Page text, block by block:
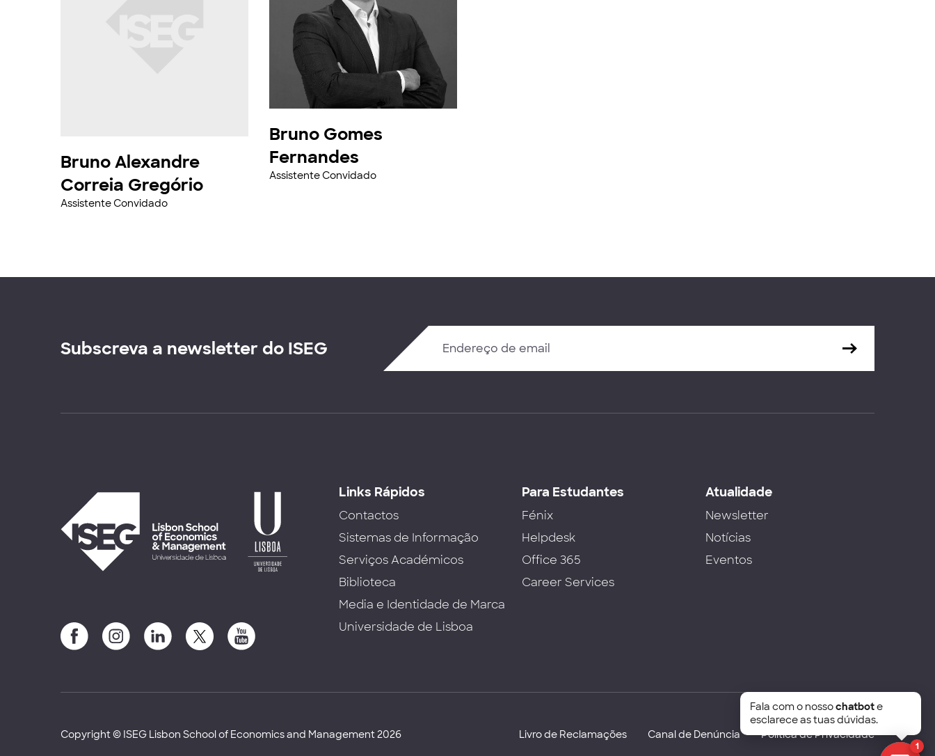
Bruno Alexandre
Correia Gregório
Assistente Convidado
Bruno Gomes
Fernandes
Assistente Convidado
Subscreva a newsletter do ISEG
Links Rápidos
Contactos
Sistemas de Informação
Serviços Académicos
Biblioteca
Media e Identidade de Marca
Universidade de Lisboa
Para Estudantes
Fénix
Helpdesk
Office 365
Career Services
Atualidade
Newsletter
Notícias
Eventos
Copyright © ISEG Lisbon School of Economics and Management 2026 Livro de Reclamações Canal de Denúncia Política de Privacidade
1
Fala com o nossochatbote
esclarece as tuas dúvidas.